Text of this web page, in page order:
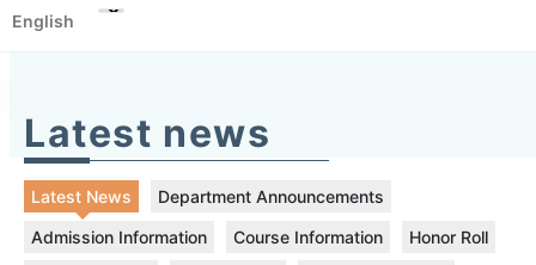
English
Latest news
Latest News
Department Announcements
Admission Information
Course Information
Honor Roll